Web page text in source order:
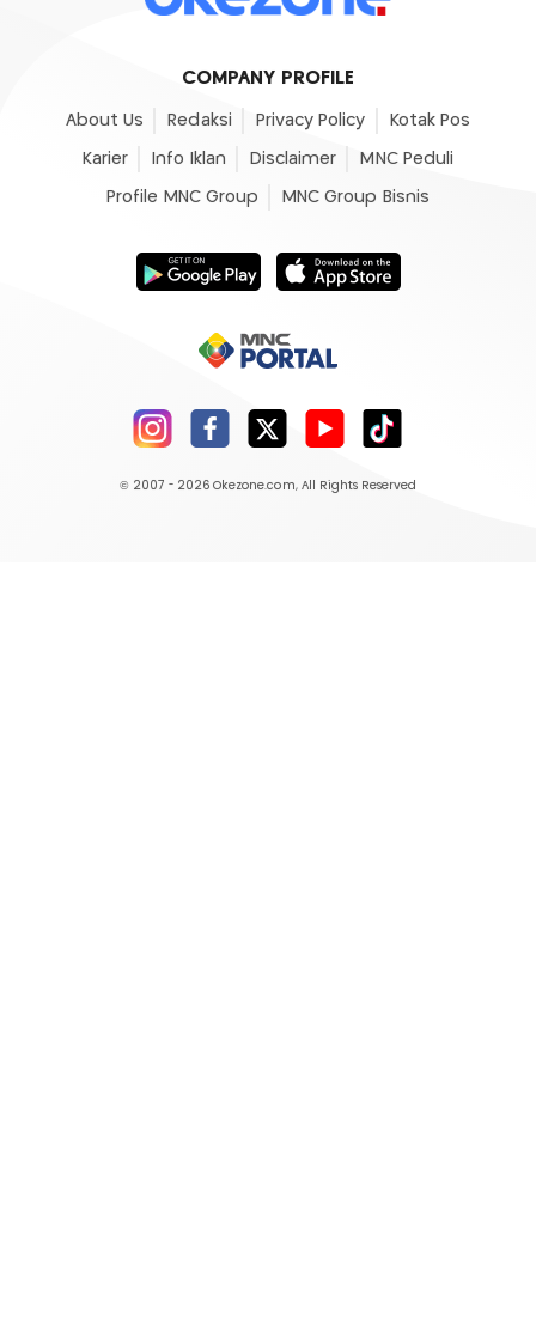
COMPANY PROFILE
About Us Redaksi Privacy Policy Kotak Pos
Karier Info Iklan Disclaimer MNC Peduli
Profile MNC Group MNC Group Bisnis
© 2007 - 2026 Okezone.com, All Rights Reserved